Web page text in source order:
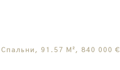
91.57 М², 840 000 €